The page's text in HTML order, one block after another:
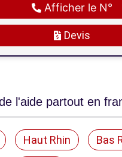
Devis
Afficher le N°
l'aide partout en
Haut Rhin Bas